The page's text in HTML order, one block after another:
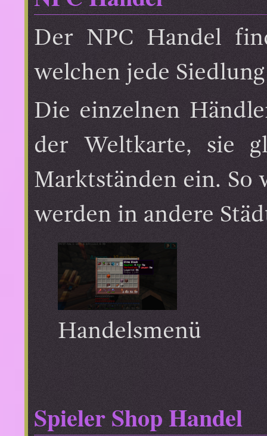
Der NPC Handel
welchen jede
Die einzelnen
der Weltkarte, sie
Marktständen ein. So
werden in andere
Handelsmenü
Spieler Shop Handel